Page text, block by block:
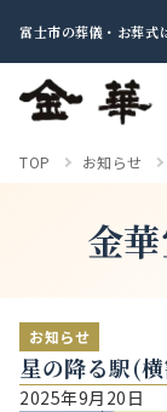
富士市の葬儀・お葬式
TOP お知らせ
金
お知らせ
星の降る駅(
2025年9月20日